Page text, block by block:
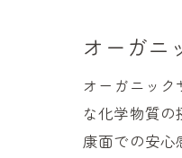
オーガニ
オーガニッ
な化学物質
康面での安心